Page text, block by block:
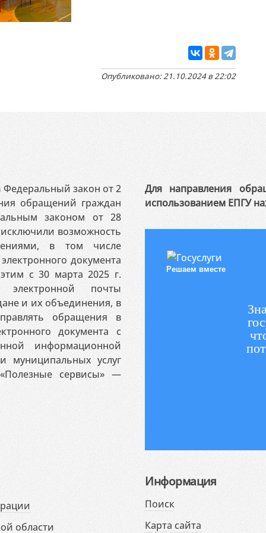
Опубликовано: 21.10.2024 в 22:02
Федеральный закон от 2
обращений граждан
законом от 28
возможность
в том числе
документа
с 30 марта 2025 г.
почты
и их объединения, в
обращения в
документа с
информационной
муниципальных услуг
сервисы» —
Для направления
использованием ЕПГУ
Решаем вместе
области
Информация
Поиск
Карта сайта